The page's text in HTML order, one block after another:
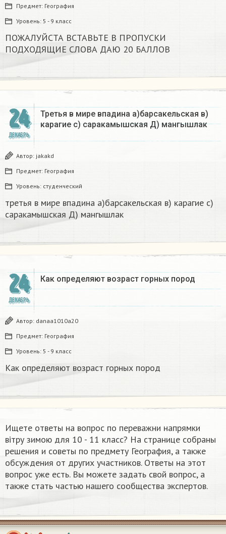
Предмет: География
Уровень: 5 - 9 класс
ПОЖАЛУЙСТА ВСТАВЬТЕ В ПРОПУСКИ
ПОДХОДЯЩИЕ СЛОВА ДАЮ 20 БАЛЛОВ​
24
ДЕКАБРЬ
Третья в мире впадина а)барсакельская в)
карагие с) саракамышская Д) мангышлак​
Автор: jakakd
Предмет: География
Уровень: студенческий
третья в мире впадина а)барсакельская в) карагие с)
саракамышская Д) мангышлак​
24
ДЕКАБРЬ
Как определяют возраст горных пород
Автор: danaa1010a20
Предмет: География
Уровень: 5 - 9 класс
Как определяют возраст горных пород
Ищете ответы на вопрос по переважни напрямки
вітру зимою​ для 10 - 11 класс? На странице собраны
решения и советы по предмету География, а также
обсуждения от других участников. Ответы на этот
вопрос уже есть. Вы можете задать свой вопрос, а
также стать частью нашего сообщества экспертов.